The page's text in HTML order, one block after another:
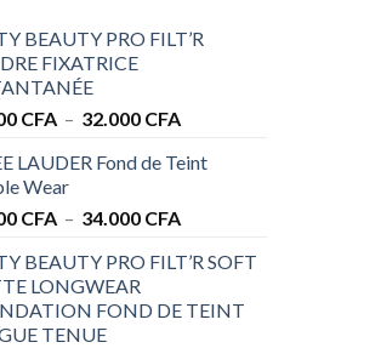
BEAUTY PRO FILT’R
FIXATRICE
CFA – 32.000 CFAPlage
prix :
à
LAUDER Fond de Teint
Wear
CFA – 34.000 CFAPlage
prix :
à
BEAUTY PRO FILT’R SOFT
LONGWEAR
FOND DE TEINT
TENUE